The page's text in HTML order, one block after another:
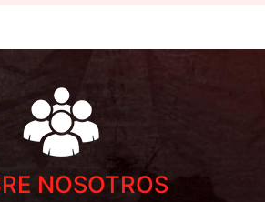
NOSOTROS